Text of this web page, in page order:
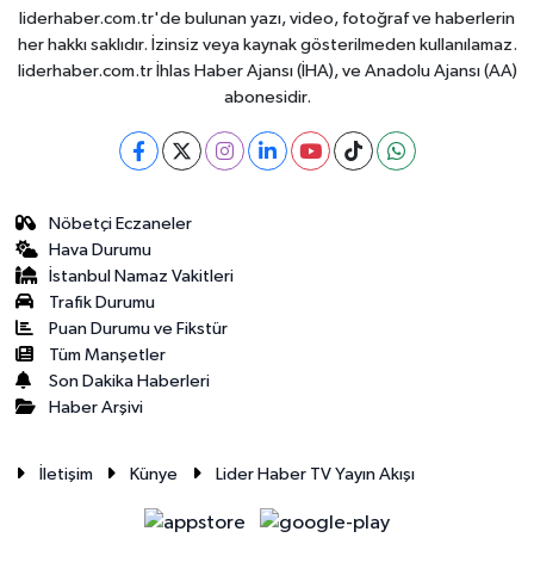
liderhaber.com.tr'de bulunan yazı, video, fotoğraf ve haberlerin
her hakkı saklıdır. İzinsiz veya kaynak gösterilmeden kullanılamaz.
liderhaber.com.tr İhlas Haber Ajansı (İHA), ve Anadolu Ajansı (AA)
abonesidir.
Nöbetçi Eczaneler
Hava Durumu
İstanbul Namaz Vakitleri
Trafik Durumu
Puan Durumu ve Fikstür
Tüm Manşetler
Son Dakika Haberleri
Haber Arşivi
İletişim Künye Lider Haber TV Yayın Akışı